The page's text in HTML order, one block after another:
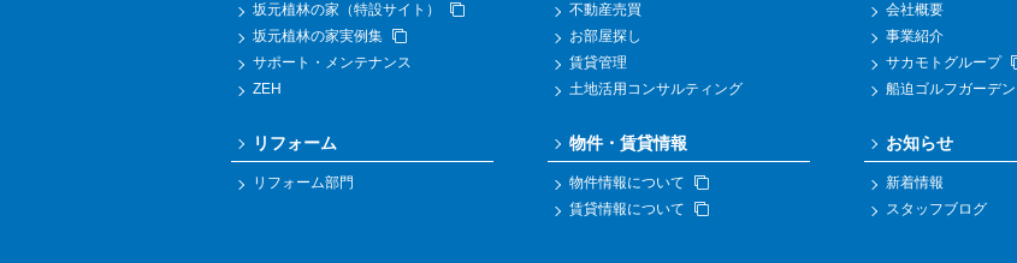
坂元植林の家（特設サイト）
坂元植林の家実例集
サポート・メンテナンス
ZEH
リフォーム
リフォーム部門
不動産売買
お部屋探し
賃貸管理
土地活用コンサルティング
物件・賃貸情報
物件情報について
賃貸情報について
会社概要
事業紹介
サカモトグループ
船迫ゴルフガーデン
お知らせ
新着情報
スタッフブログ